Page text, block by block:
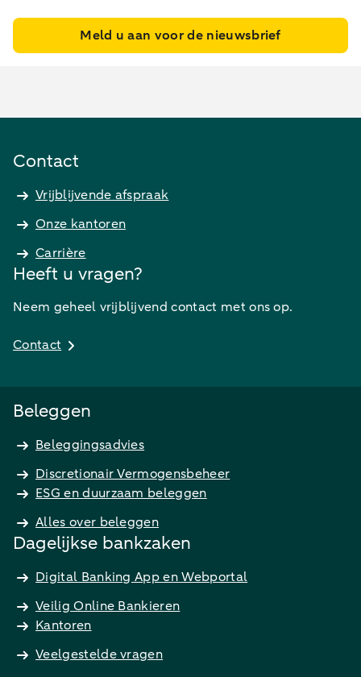
Meld u aan voor de nieuwsbrief
Contact
Vrijblijvende afspraak
Onze kantoren
Carrière
Heeft u vragen?
Neem geheel vrijblijvend contact met ons op.
Contact
Beleggen
Beleggingsadvies
Discretionair Vermogensbeheer
ESG en duurzaam beleggen
Alles over beleggen
Dagelijkse bankzaken
Digital Banking App en Webportal
Veilig Online Bankieren
Kantoren
Veelgestelde vragen